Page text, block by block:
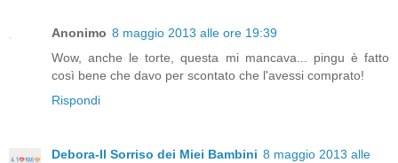
Anonimo 8 maggio 2013 alle ore 19:39
Wow, anche le torte, questa mi mancava... pingu è fatto
così bene che davo per scontato che l'avessi comprato!
Rispondi
Debora-Il Sorriso dei Miei Bambini 8 maggio 2013 alle